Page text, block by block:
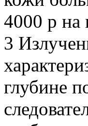
4000 р на
3
глубине